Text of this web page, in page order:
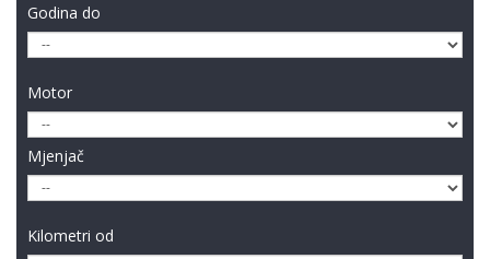
Godina do
Motor
Mjenjač
Kilometri od